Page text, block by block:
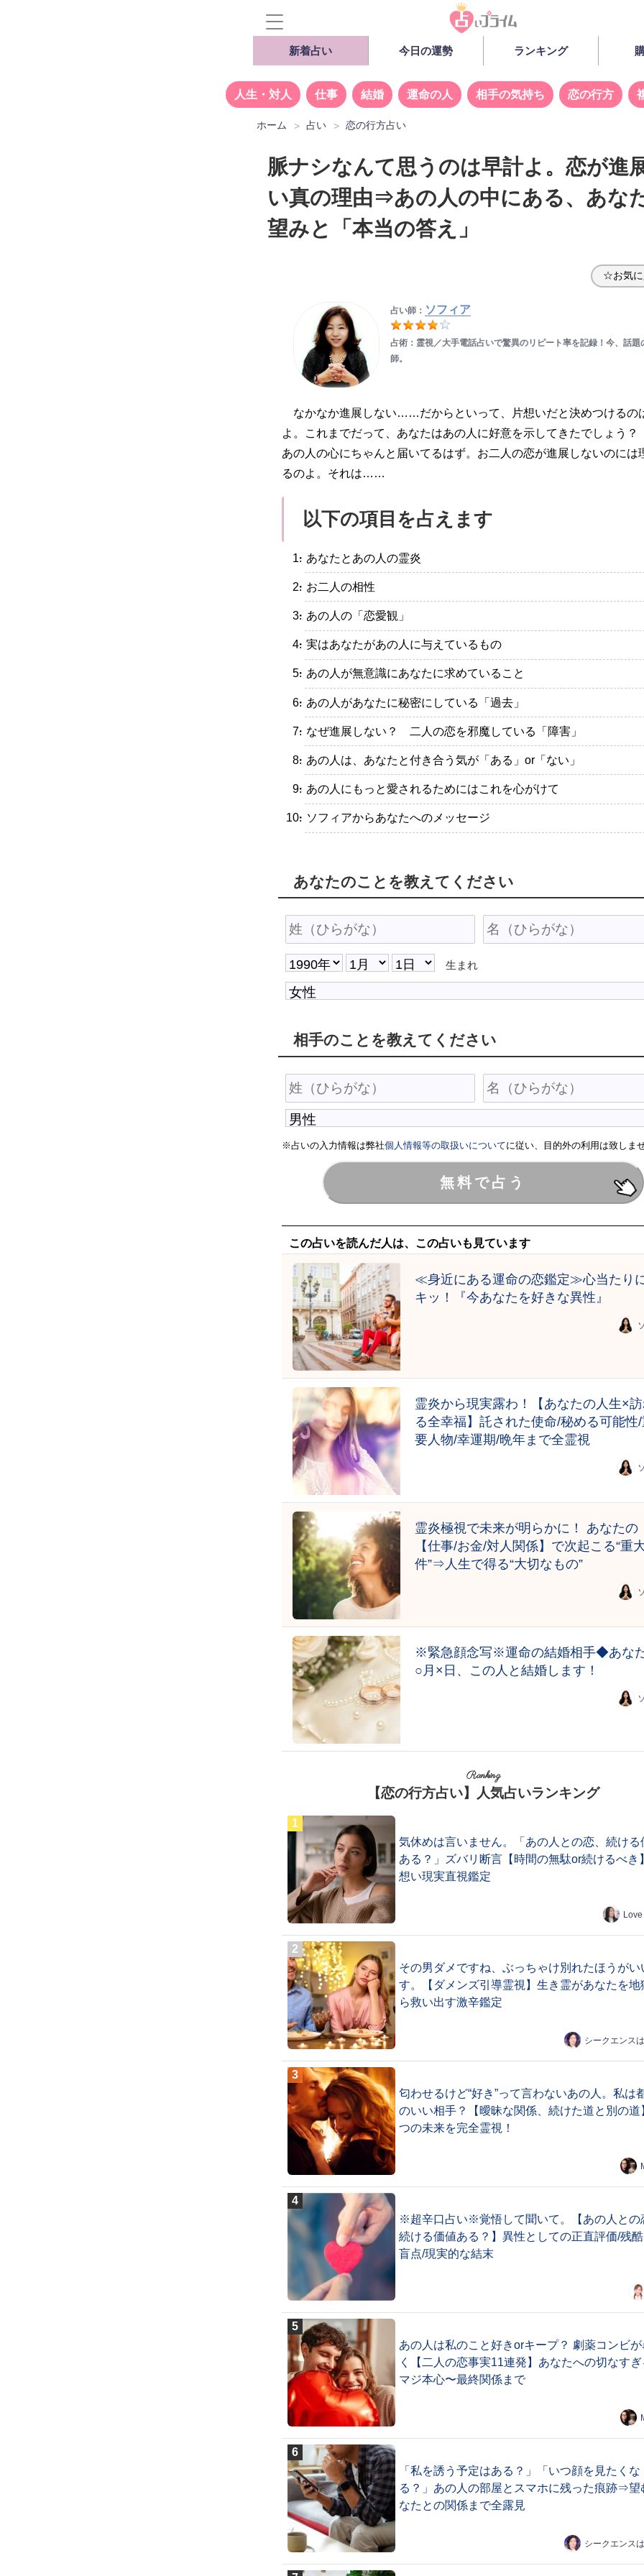
新着占い 今日の運勢 ランキング
人生・対人 仕事 結婚 運命の人 相手の気持ち 恋の行方
ホーム 占い 恋の行方占い
脈ナシなんて思うのは早計よ。恋が進
い真の理由⇒あの人の中にある、あな
望みと「本当の答え」
☆お気に
占い師： ソフィア
占術：霊視／大手電話占いで驚異のリピート率を記録！今、話題
師。
なかなか進展しない……だからといって、片想いだと決めつけるの
よ。これまでだって、あなたはあの人に好意を示してきたでしょう
あの人の心にちゃんと届いてるはず。お二人の恋が進展しないのには
るのよ。それは……
以下の項目を占えます
・あなたとあの人の霊炎
・お二人の相性
・あの人の「恋愛観」
・実はあなたがあの人に与えているもの
・あの人が無意識にあなたに求めていること
・あの人があなたに秘密にしている「過去」
・なぜ進展しない？ 二人の恋を邪魔している「障害」
・あの人は、あなたと付き合う気が「ある」or「ない」
・あの人にもっと愛されるためにはこれを心がけて
・ソフィアからあなたへのメッセージ
あなたのことを教えてください
生まれ
相手のことを教えてください
※占いの入力情報は弊社個人情報等の取扱いについてに従い、目的外の利用は致しませ
この占いを読んだ人は、この占いも見ています
≪身近にある運命の恋鑑定≫心当たり
キッ！『今あなたを好きな異性』
霊炎から現実露わ！【あなたの人生×
る全幸福】託された使命/秘める可能性/
要人物/幸運期/晩年まで全霊視
霊炎極視で未来が明らかに！ あなたの
【仕事/お金/対人関係】で次起こる“重
件”⇒人生で得る“大切なもの”
※緊急顔念写※運命の結婚相手◆あな
○月×日、この人と結婚します！
Ranking
【恋の行方占い】人気占いランキング
気休めは言いません。「あの人との恋、続ける
ある？」ズバリ断言【時間の無駄or続けるべき
想い現実直視鑑定
その男ダメですね、ぶっちゃけ別れたほうがい
す。【ダメンズ引導霊視】生き霊があなたを地
ら救い出す激辛鑑定
シークエンス
匂わせるけど“好き”って言わないあの人。私は
のいい相手？【曖昧な関係、続けた道と別の道
つの未来を完全霊視！
※超辛口占い※覚悟して聞いて。【あの人との
続ける価値ある？】異性としての正直評価/残
盲点/現実的な結末
あの人は私のこと好きorキープ？ 劇薬コンビが
く【二人の恋事実11連発】あなたへの切なすぎ
マジ本心〜最終関係まで
「私を誘う予定はある？」「いつ顔を見たくな
る？」あの人の部屋とスマホに残った痕跡⇒望
なたとの関係まで全露見
シークエンス